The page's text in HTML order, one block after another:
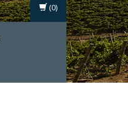
(0)